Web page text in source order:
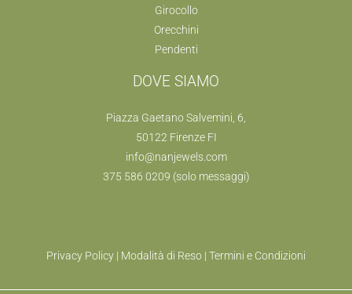
Girocollo
Orecchini
Pendenti
DOVE SIAMO
Piazza Gaetano Salvemini, 6,
50122 Firenze FI
info@nanjewels.com
375 586 0209 (solo messaggi)
Privacy Policy | Modalità di Reso | Termini e Condizioni